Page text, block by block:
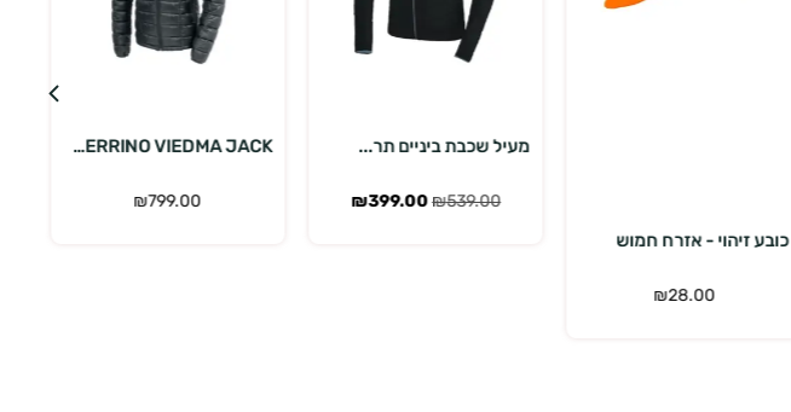
כובע זיהוי - אזרח חמוש
₪28.00
מעיל שכבת ביניים תר...
₪539.00
₪399.00
FERRINO VIEDMA JACK...
₪799.00